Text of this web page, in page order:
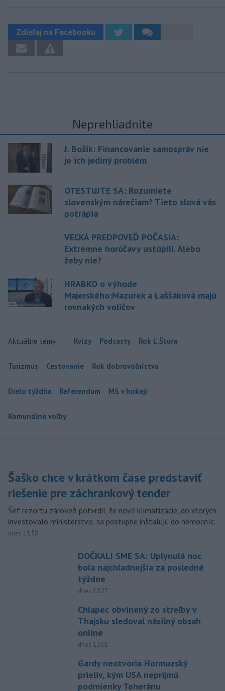
Zdieľaj na Facebooku
Neprehliadnite
J. Božik: Financovanie samospráv nie
je ich jediný problém
OTESTUJTE SA: Rozumiete
slovenským nárečiam? Tieto slová vás
potrápia
VEĽKÁ PREDPOVEĎ POČASIA:
Extrémne horúčavy ustúpili. Alebo
žeby nie?
HRABKO o výhode
Majerského:Mazurek a Laššáková majú
rovnakých voličov
Aktuálne témy: Kvízy Podcasty Rok Ľ.Štúra
Turizmus Cestovanie Rok dobrovoľníctva
Dielo týždňa Referendum MS v hokeji
Komunálne voľby
Šaško chce v krátkom čase predstaviť
riešenie pre záchrankový tender
Šéf rezortu zároveň potvrdil, že nové klimatizácie, do ktorých
investovalo ministerstvo, sa postupne inštalujú do nemocníc.
dnes 11:58
DOČKALI SME SA: Uplynulá noc
bola najchladnejšia za posledné
týždne
dnes 10:27
Chlapec obvinený zo streľby v
Thajsku sledoval násilný obsah
online
dnes 12:01
Gardy neotvoria Hormuzský
prieliv, kým USA neprijmú
podmienky Teheránu